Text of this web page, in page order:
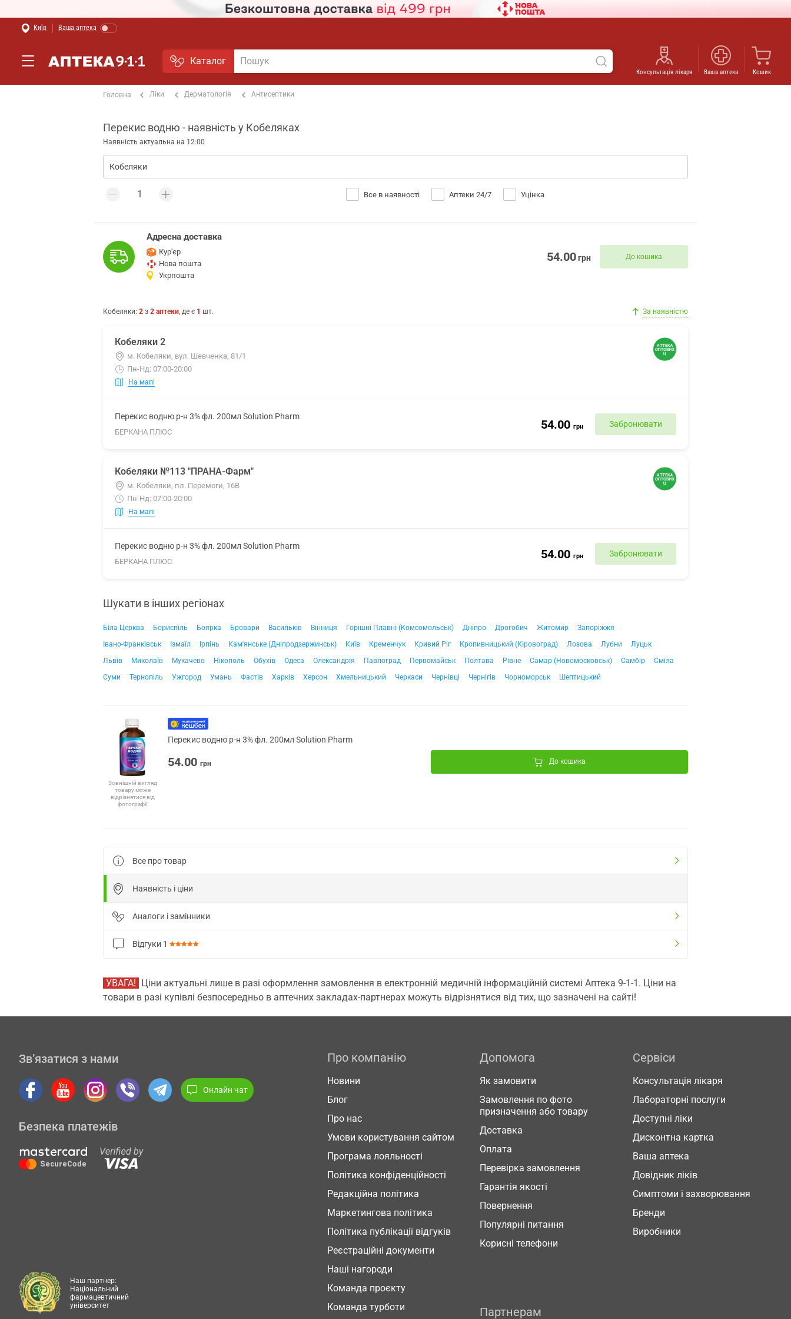
Київ Ваша аптека
Каталог
Консультація лікаря Ваша аптека Кошик
Головна Ліки Дерматологія Антисептики
Перекис водню - наявність у Кобеляках
Наявність актуальна на 12:00
Все в наявності Аптеки 24/7 Уцінка
Адресна доставка
Кур'єр
Нова пошта
Укрпошта
54.00грн До кошика
Кобеляки: 2 з 2 аптеки, де є 1 шт. За наявністю
Кобеляки 2
м. Кобеляки, вул. Шевченка, 81/1
Пн-Нд: 07:00-20:00
На мапі
Перекис водню р-н 3% фл. 200мл Solution Pharm
БЕРКАНА ПЛЮС
54.00 грн Забронювати
Кобеляки №113 "ПРАНА-Фарм"
м. Кобеляки, пл. Перемоги, 16В
Пн-Нд: 07:00-20:00
На мапі
Перекис водню р-н 3% фл. 200мл Solution Pharm
БЕРКАНА ПЛЮС
54.00 грн Забронювати
Шукати в інших регіонах
Біла Церква Бориспіль Боярка Бровари Васильків Вінниця Горішні Плавні (Комсомольськ) Дніпро Дрогобич Житомир
Запоріжжя
Івано-Франківськ
Ізмаїл Ірпінь Кам'янське (Дніпродзержинськ) Київ Кременчук Кривий Ріг Кропивницький (Кіровоград) Лозова Лубни
Луцьк
Львів
Миколаїв Мукачево Нікополь Обухів Одеса Олександрія Павлоград Первомайськ Полтава Рівне Самар (Новомосковськ) Самбір
Сміла
Суми
Тернопіль Ужгород Умань Фастів Харків Херсон Хмельницький Черкаси Чернівці Чернігів Чорноморськ Шептицький
Зовнішній вигляд
товару може
відрізнятися від
фотографії
Перекис водню р-н 3% фл. 200мл Solution Pharm
54.00 грн До кошика
Все про товар
Наявність і ціни
Аналоги і замінники
Відгуки 1
УВАГА! Ціни актуальні лише в разі оформлення замовлення в електронній медичній інформаційній системі Аптека 9-1-1. Ціни на
товари в разі купівлі безпосередньо в аптечних закладах-партнерах можуть відрізнятися від тих, що зазначені на сайті!
Зв’язатися з нами
Онлайн чат
Безпека платежів
Про компанію
Новини
Блог
Про нас
Умови користування сайтом
Програма лояльності
Політика конфіденційності
Редакційна політика
Маркетингова політика
Політика публікації відгуків
Реєстраційні документи
Наші нагороди
Команда проєкту
Команда турботи
Допомога
Як замовити
Замовлення по фото
призначення або товару
Доставка
Оплата
Перевірка замовлення
Гарантія якості
Повернення
Популярні питання
Корисні телефони
Сервіси
Консультація лікаря
Лабораторні послуги
Доступні ліки
Дисконтна картка
Ваша аптека
Довідник ліків
Симптоми і захворювання
Бренди
Виробники
Партнерам
Наш партнер:
Національний
фармацевтичний
університет